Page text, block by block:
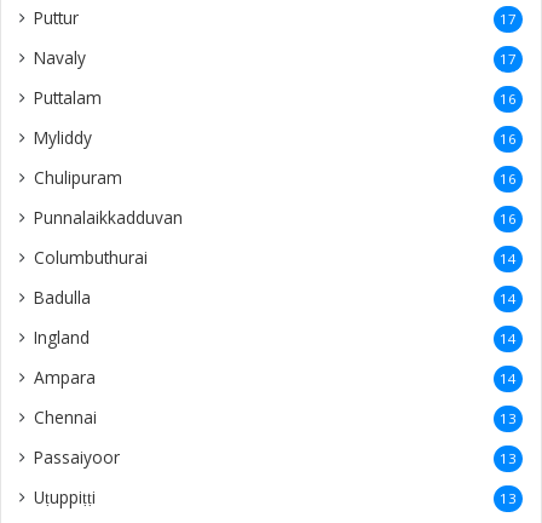
Puttur 17
Navaly 17
Puttalam 16
Myliddy 16
Chulipuram 16
Punnalaikkadduvan 16
Columbuthurai 14
Badulla 14
Ingland 14
Ampara 14
Chennai 13
Passaiyoor 13
Uṭuppiṭṭi 13